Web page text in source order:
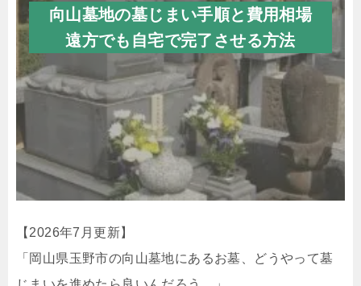
向山墓地の墓じまい手順と費用相場
遠方でも自宅で完了させる方法
【2026年7月更新】
「岡山県玉野市の向山墓地にあるお墓、どうやって墓